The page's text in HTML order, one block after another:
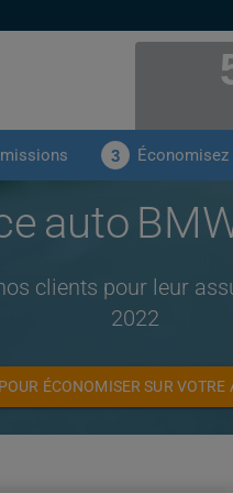
3
auto
clients pour leur
2022
ÉCONOMISER SUR VOTRE